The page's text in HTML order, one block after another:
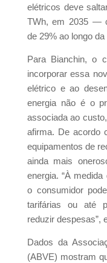
elétricos deve
TWh, em 2035 —
de 29% ao longo da
Para Bianchin, o
incorporar essa
elétrico e ao
energia não é o
associada ao
afirma. De acordo
equipamentos de
ainda mais
energia. “À
o consumidor
tarifárias ou até
reduzir despesas”,
Dados da
(ABVE) mostram